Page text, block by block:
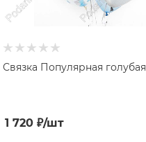
Связка Популярная голубая
1 720 ₽/шт